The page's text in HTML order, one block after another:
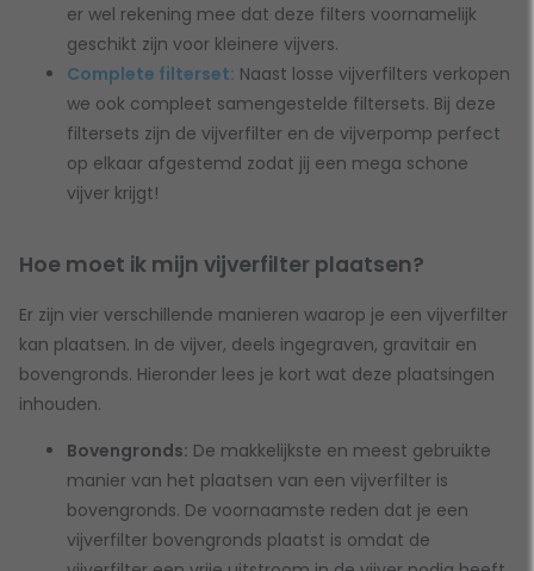
er wel rekening mee dat deze filters voornamelijk
geschikt zijn voor kleinere vijvers.
Complete filterset: Naast losse vijverfilters verkopen
we ook compleet samengestelde filtersets. Bij deze
filtersets zijn de vijverfilter en de vijverpomp perfect
op elkaar afgestemd zodat jij een mega schone
vijver krijgt!
Hoe moet ik mijn vijverfilter plaatsen?
Er zijn vier verschillende manieren waarop je een vijverfilter
kan plaatsen. In de vijver, deels ingegraven, gravitair en
bovengronds. Hieronder lees je kort wat deze plaatsingen
inhouden.
Bovengronds: De makkelijkste en meest gebruikte
manier van het plaatsen van een vijverfilter is
bovengronds. De voornaamste reden dat je een
vijverfilter bovengronds plaatst is omdat de